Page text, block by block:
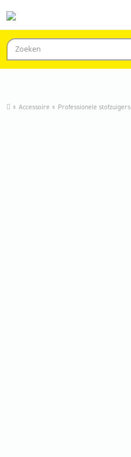
Accessoire Professionele stofzuigers